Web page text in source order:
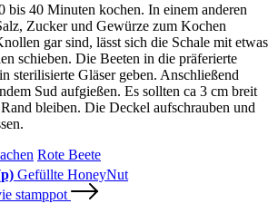
bis 40 Minuten kochen. In einem anderen
Zucker und Gewürze zum Kochen
gar sind, lässt sich die Schale mit etwas
schieben. Die Beeten in die präferierte
sterilisierte Gläser geben. Anschließend
Sud aufgießen. Es sollten ca 3 cm breit
bleiben. Die Deckel aufschrauben und
Rote Beete
Gefüllte HoneyNut
stamppot